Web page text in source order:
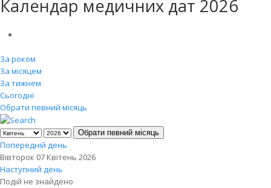
Календар медичних дат 2026
За роком
За місяцем
За тижнем
Сьогодні
Обрати певний місяць
Обрати певний місяць
Попередній день
Вівторок 07 Квітень 2026
Наступний день
Подій не знайдено